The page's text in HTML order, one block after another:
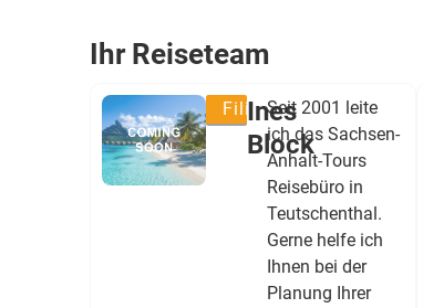
Ihr Reiseteam
Filialleitung
Ines
Block
Seit 2001 leite
ich das Sachsen-
Anhalt-Tours
Reisebüro in
Teutschenthal.
Gerne helfe ich
Ihnen bei der
Planung Ihrer